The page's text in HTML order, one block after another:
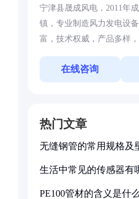
宁津县晟成风电，2011年
镇，专业制造风力发电设
富，技术权威，产品多样，
在线咨询
热门文章
无缝钢管的常用规格及
生活中常见的传感器有
PE100管材的含义是什么